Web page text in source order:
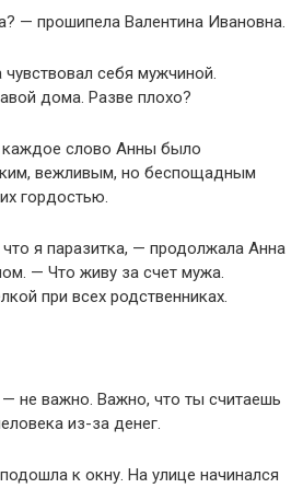
— прошипела Валентина Ивановна.
себя мужчиной.
дома. Разве плохо?
слово Анны было
вежливым, но беспощадным
гордостью.
я паразитка, — продолжала Анна
— Что живу за счет мужа.
при всех родственниках.
не важно. Важно, что ты считаешь
из-за денег.
к окну. На улице начинался